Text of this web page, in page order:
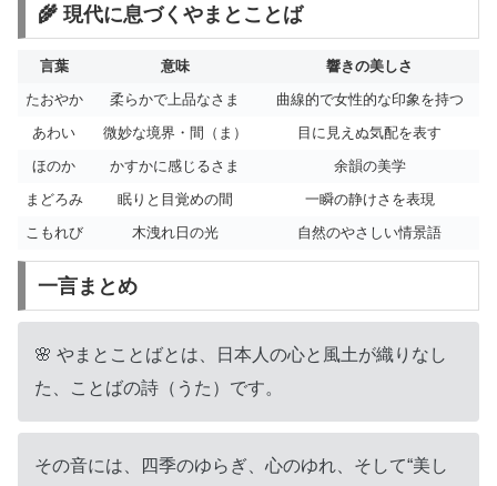
🌾 現代に息づくやまとことば
言葉 意味
響きの美しさ
たおやか
柔らかで上品なさま
曲線的で女性的な印象を持つ
あわい
微妙な境界・間（ま）
目に見えぬ気配を表す
ほのか
かすかに感じるさま
余韻の美学
まどろみ
眠りと目覚めの間
一瞬の静けさを表現
こもれび
木洩れ日の光 自然のやさしい情景語
一言まとめ
🌸 やまとことばとは、日本人の心と風土が織りなし
た、ことばの詩（うた）です。
その音には、四季のゆらぎ、心のゆれ、そして“美し